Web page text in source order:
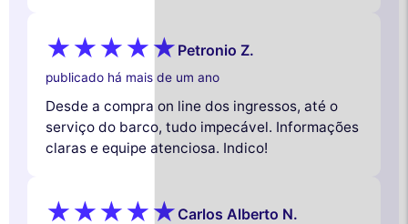
Petronio Z.
publicado há mais de um ano
Desde a compra on line dos ingressos, até o
serviço do barco, tudo impecável. Informações
claras e equipe atenciosa. Indico!
Carlos Alberto N.